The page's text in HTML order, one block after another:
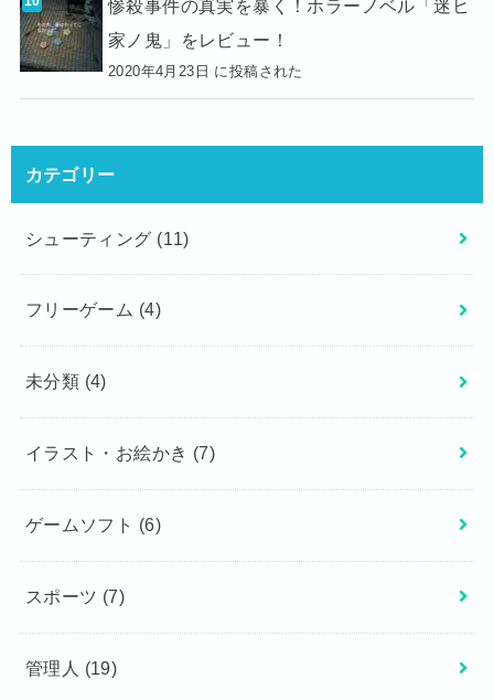
惨殺事件の真実を暴く！ホラーノベル「迷ヒ
家ノ鬼」をレビュー！
2020年4月23日 に投稿された
カテゴリー
シューティング (11)
フリーゲーム (4)
未分類 (4)
イラスト・お絵かき (7)
ゲームソフト (6)
スポーツ (7)
管理人 (19)